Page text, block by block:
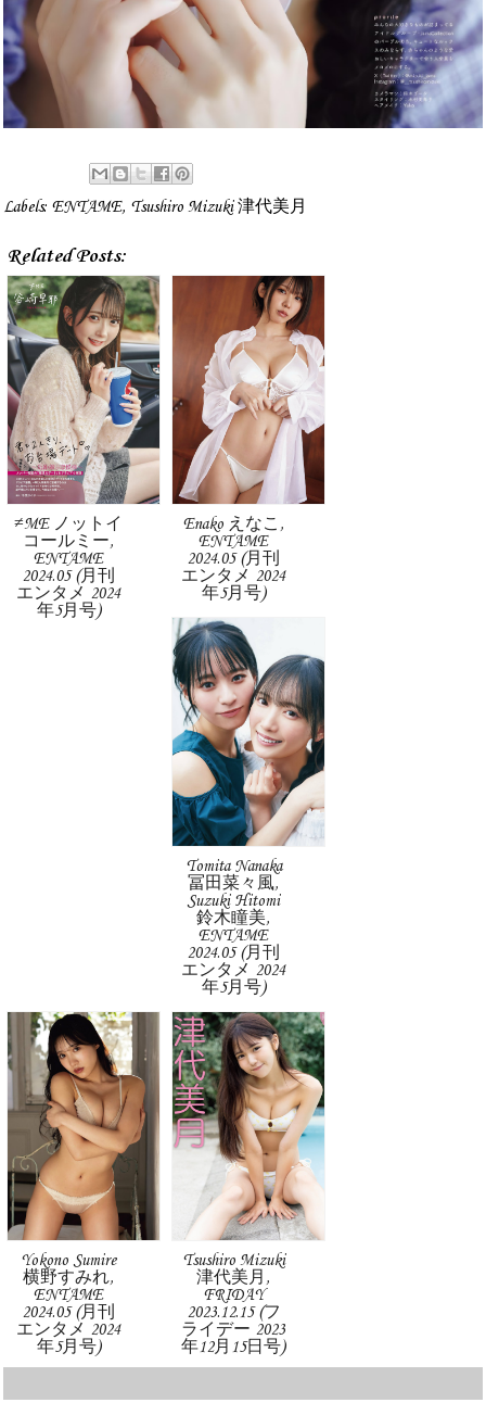
Labels: ENTAME, Tsushiro Mizuki 津代美月
Related Posts:
≠ME ノットイ
コールミー,
ENTAME
2024.05 (月刊
エンタメ 2024
年5月号)
Enako えなこ,
ENTAME
2024.05 (月刊
エンタメ 2024
年5月号)
Tomita Nanaka
冨田菜々風,
Suzuki Hitomi
鈴木瞳美,
ENTAME
2024.05 (月刊
エンタメ 2024
年5月号)
Yokono Sumire
横野すみれ,
ENTAME
2024.05 (月刊
エンタメ 2024
年5月号)
Tsushiro Mizuki
津代美月,
FRIDAY
2023.12.15 (フ
ライデー 2023
年12月15日号)